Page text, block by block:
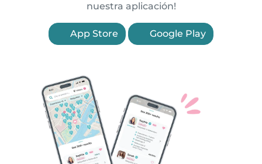
nuestra aplicación!
App Store Google Play